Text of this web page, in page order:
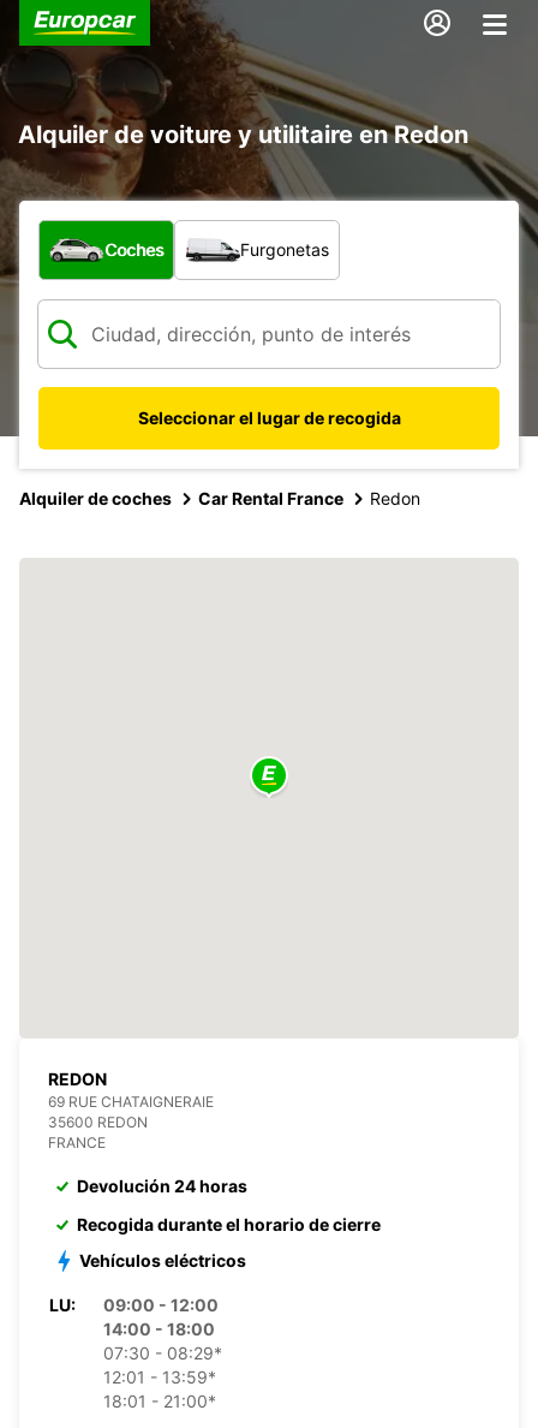
Alquiler de voiture y utilitaire en Redon
¿Qué tipo de vehículo?
Coches Furgonetas
Seleccionar el lugar de recogida
Alquiler de coches Car Rental France Redon
REDON
69 RUE CHATAIGNERAIE
35600 REDON
FRANCE
Devolución 24 horas
Recogida durante el horario de cierre
Vehículos eléctricos
LU:
09:00 - 12:00
14:00 - 18:00
07:30 - 08:29*
12:01 - 13:59*
18:01 - 21:00*